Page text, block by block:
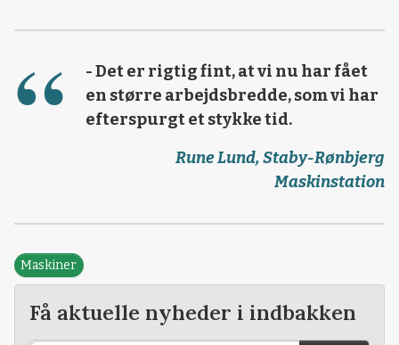
- Det er rigtig fint, at vi nu har fået
en større arbejdsbredde, som vi har
efterspurgt et stykke tid.
Rune Lund, Staby-Rønbjerg
Maskinstation
Maskiner
Få aktuelle nyheder i indbakken